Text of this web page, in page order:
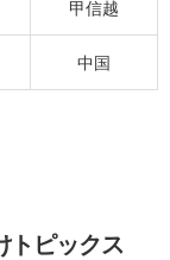
甲信越
中国
トピックス